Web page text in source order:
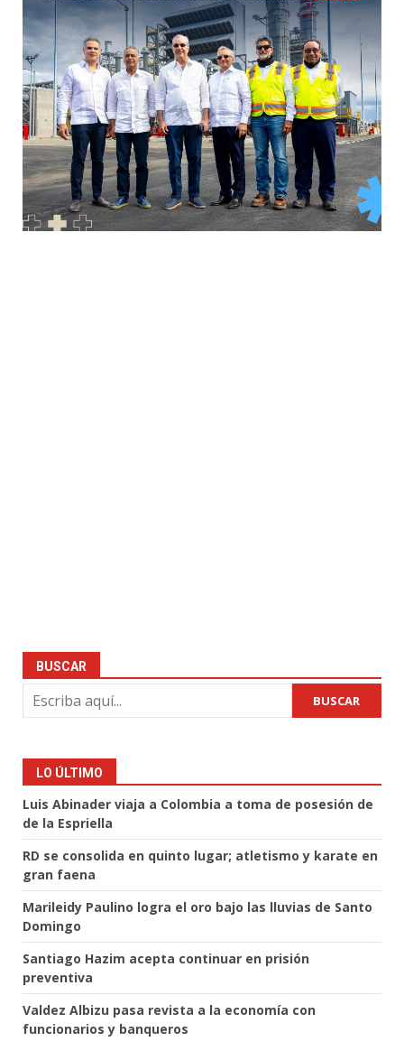
BUSCAR
BUSCAR
LO ÚLTIMO
Luis Abinader viaja a Colombia a toma de posesión de
de la Espriella
RD se consolida en quinto lugar; atletismo y karate en
gran faena
Marileidy Paulino logra el oro bajo las lluvias de Santo
Domingo
Santiago Hazim acepta continuar en prisión
preventiva
Valdez Albizu pasa revista a la economía con
funcionarios y banqueros